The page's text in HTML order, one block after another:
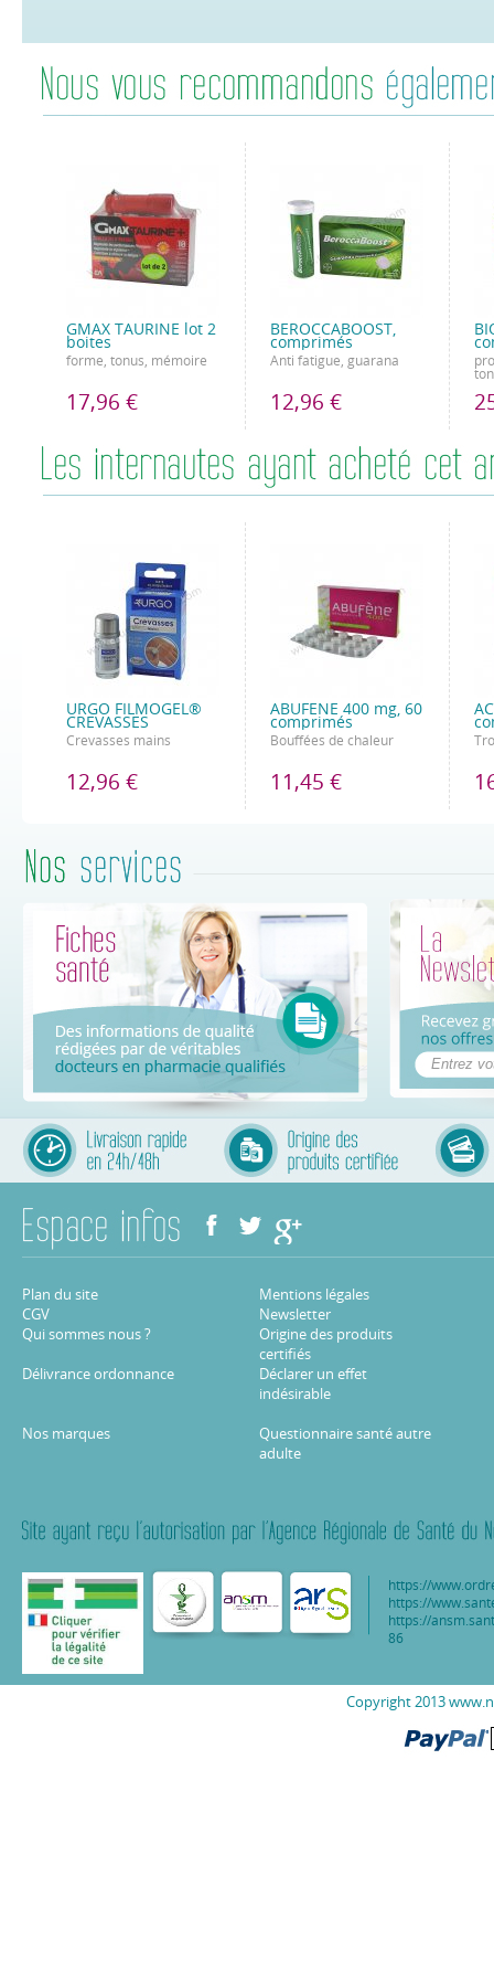
GMAX TAURINE lot 2
boites
forme, tonus, mémoire
17,96 €
BEROCCABOOST,
comprimés
Anti fatigue, guarana
12,96 €
URGO FILMOGEL®
CREVASSES
Crevasses mains
12,96 €
ABUFENE 400 mg, 60
comprimés
Bouffées de chaleur
11,45 €
Plan du site
Mentions légales
CGV
Newsletter
Qui sommes nous ?
Origine des produits
certifiés
Délivrance ordonnance
Déclarer un effet
indésirable
Nos marques
Questionnaire santé autre
adulte
https://
https://
https://
86
Copyright 2013